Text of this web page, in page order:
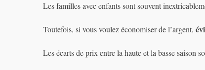
Les familles avec enfants sont souvent
Toutefois, si vous voulez économiser de l’argent,
Les écarts de prix entre la haute et la basse saison